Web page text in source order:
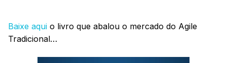
Baixe aqui o livro que abalou o mercado do Agile
Tradicional…